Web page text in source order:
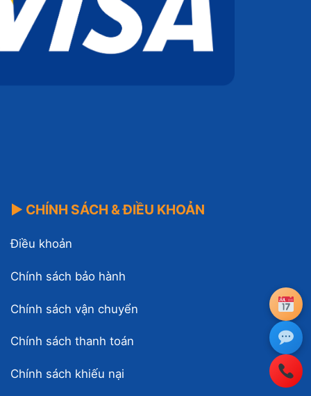
▶ CHÍNH SÁCH & ĐIỀU KHOẢN
Điều khoản
Chính sách bảo hành
Chính sách vận chuyển
Chính sách thanh toán
Chính sách khiếu nại